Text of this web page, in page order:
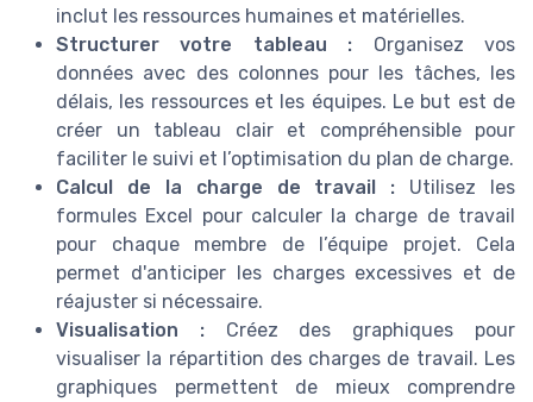
inclut les ressources humaines et matérielles.
Structurer votre tableau : Organisez vos
données avec des colonnes pour les tâches, les
délais, les ressources et les équipes. Le but est de
créer un tableau clair et compréhensible pour
faciliter le suivi et l’optimisation du plan de charge.
Calcul de la charge de travail : Utilisez les
formules Excel pour calculer la charge de travail
pour chaque membre de l’équipe projet. Cela
permet d'anticiper les charges excessives et de
réajuster si nécessaire.
Visualisation :Créez des graphiques pour
visualiser la répartition des charges de travail. Les
graphiques permettent de mieux comprendre